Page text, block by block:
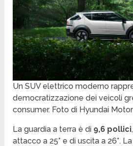
Un SUV elettrico moderno
democratizzazione dei veicoli
consumer. Foto di Hyundai
La guardia a terra è di 9,6 pollici
attacco a 25° e di uscita a 26°.